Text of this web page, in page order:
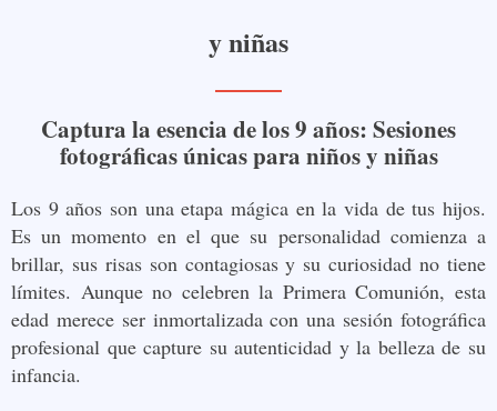
y niñas
Captura la esencia de los 9 años: Sesiones
fotográficas únicas para niños y niñas
Los 9 años son una etapa mágica en la vida de tus hijos.
Es un momento en el que su personalidad comienza a
brillar, sus risas son contagiosas y su curiosidad no tiene
límites. Aunque no celebren la Primera Comunión, esta
edad merece ser inmortalizada con una sesión fotográfica
profesional que capture su autenticidad y la belleza de su
infancia.